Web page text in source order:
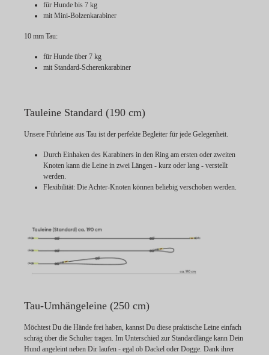
für Hunde bis 7 kg
mit Mini-Bolzenkarabiner
10 mm Tau:
für Hunde über 7 kg
mit Standard-Scherenkarabiner
Tauleine Standard (190 cm)
Unsere Führleine aus Tau ist der perfekte Begleiter für jede Gelegenheit.
Durch Einhaken des Karabiners in den Ring am ersten oder zweiten
Knoten kann die Leine in zwei Längen - kurz oder lang - verstellt
werden.
Flexibilität: Die Achter-Knoten können beliebig verschoben werden.
Tau-Umhängeleine (250 cm)
Möchtest Du die Hände frei haben, kannst Du diese praktische Leine einfach
schräg über die Schulter tragen. Im Unterschied zur Standardlänge kann Dein
Hund angeleint neben Dir laufen - egal ob Dackel oder Dogge. Dank ihrer